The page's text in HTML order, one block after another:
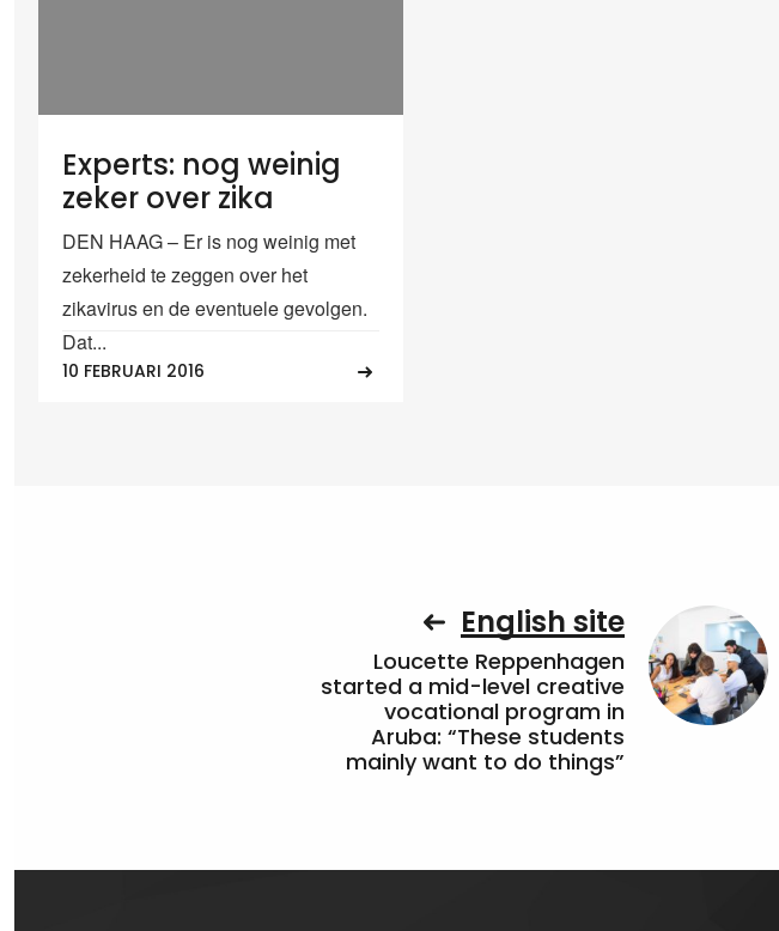
Experts: nog weinig
zeker over zika
DEN HAAG – Er is nog weinig met
zekerheid te zeggen over het
zikavirus en de eventuele gevolgen.
Dat...
10 FEBRUARI 2016
English site
Loucette Reppenhagen
started a mid-level creative
vocational program in
Aruba: “These students
mainly want to do things”